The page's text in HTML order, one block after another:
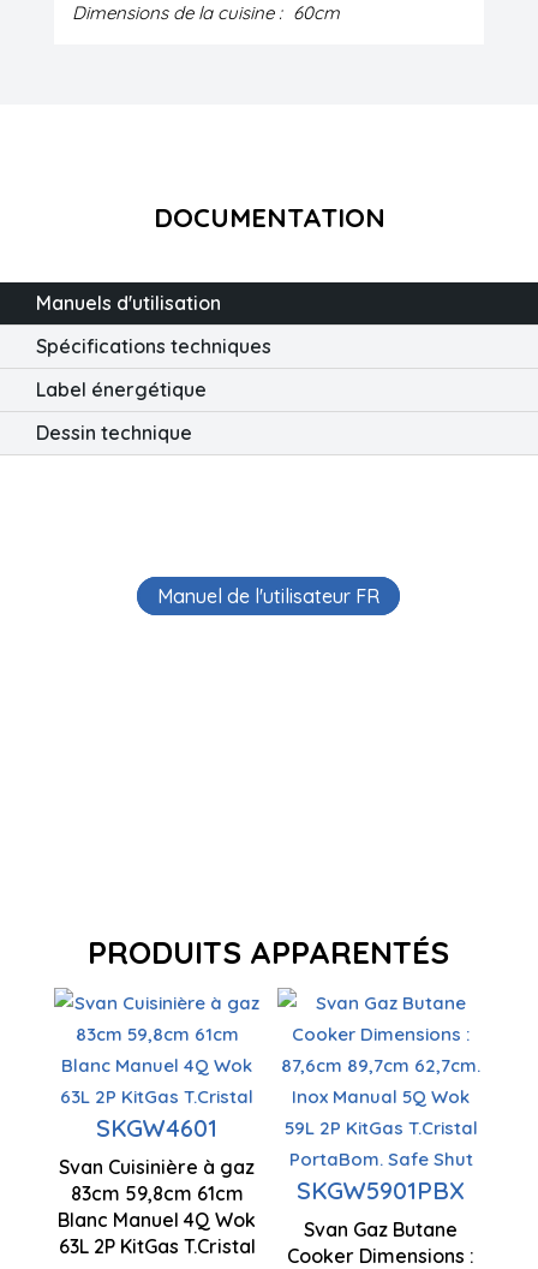
Dimensions de la cuisine : 60cm
DOCUMENTATION
Manuels d'utilisation
Spécifications techniques
Label énergétique
Dessin technique
Manuel de l'utilisateur FR
PRODUITS APPARENTÉS
SKGW4601
Svan Cuisinière à gaz
83cm 59,8cm 61cm
Blanc Manuel 4Q Wok
63L 2P KitGas T.Cristal
Gaz butane
Contrôle
manuel
Zones de
cuisson 4
Brûleur
wok à triple
flamme
830 x 598 x
610 mm
SKGW5901PBX
Svan Gaz Butane
Cooker Dimensions :
Gaz butane
Contrôle
manuel
Brûleur
wok à triple